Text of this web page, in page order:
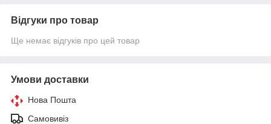
Відгуки про товар
Ще немає відгуків про цей товар
Умови доставки
Нова Пошта
Самовивіз